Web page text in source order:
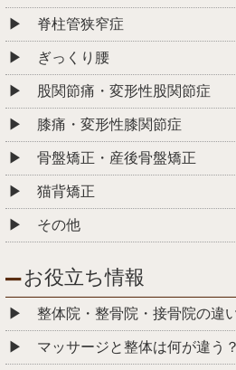
脊柱管狭窄症
ぎっくり腰
股関節痛・変形性股関節症
膝痛・変形性膝関節症
骨盤矯正・産後骨盤矯正
猫背矯正
その他
お役立ち情報
整体院・整骨院・接骨院の違
マッサージと整体は何が違う？